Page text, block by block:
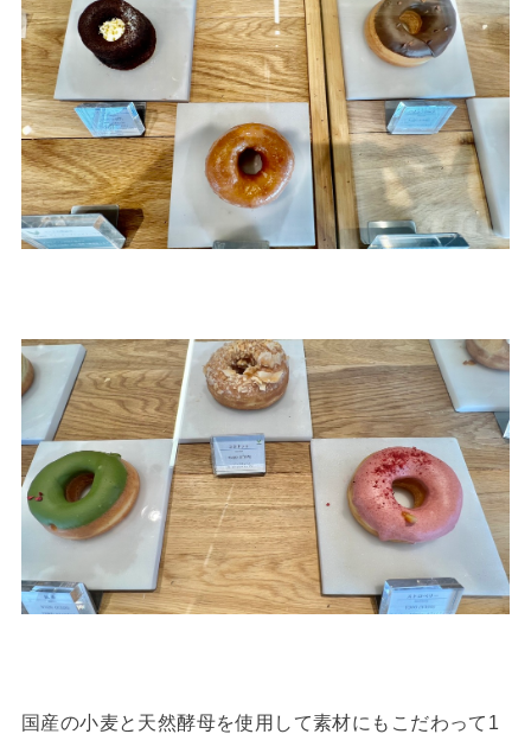
国産の小麦と天然酵母を使用して素材にもこだわって1